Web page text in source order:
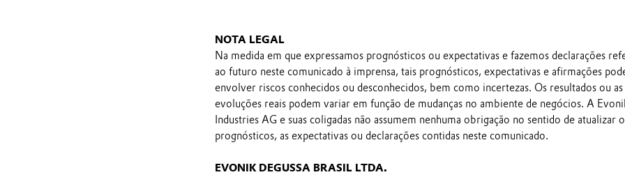
NOTA LEGAL
Na medida em que expressamos prognósticos ou expectativas e fazemos declarações
ao futuro neste comunicado à imprensa, tais prognósticos, expectativas e afirmações
envolver riscos conhecidos ou desconhecidos, bem como incertezas. Os resultados ou as
evoluções reais podem variar em função de mudanças no ambiente de negócios. A
Industries AG e suas coligadas não assumem nenhuma obrigação no sentido de atualizar
prognósticos, as expectativas ou declarações contidas neste comunicado.
EVONIK DEGUSSA BRASIL LTDA.